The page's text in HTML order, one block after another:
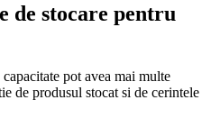
de stocare pentru
pot avea mai multe
de produsul stocat si de cerintele